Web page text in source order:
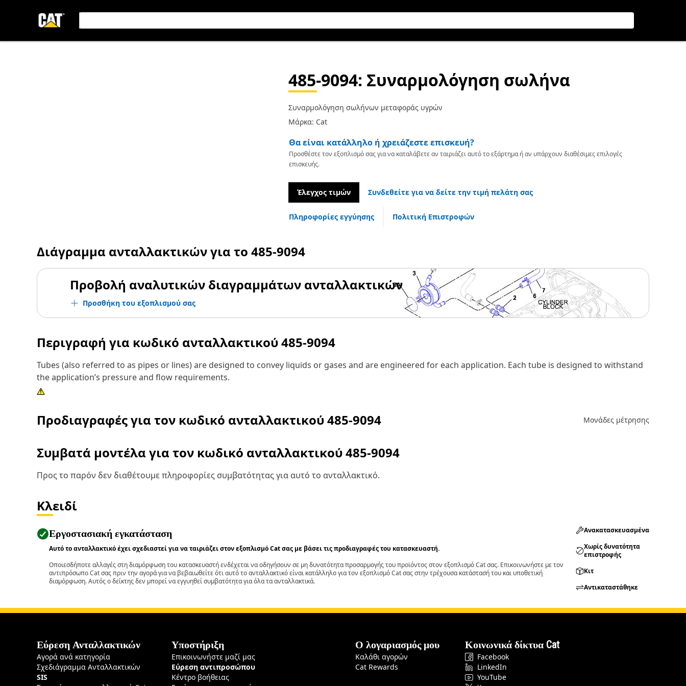
485-9094: Συναρμολόγηση σωλήνα
Συναρμολόγηση σωλήνων μεταφοράς υγρών
Μάρκα: Cat
Θα είναι κατάλληλο ή χρειάζεστε επισκευή?
Προσθέστε τον εξοπλισμό σας για να καταλάβετε αν ταιριάζει αυτό το εξάρτημα ή αν υπάρχουν διαθέσιμες επιλογές
επισκευής.
Έλεγχος τιμών Συνδεθείτε για να δείτε την τιμή πελάτη σας
Πληροφορίες εγγύησης Πολιτική Επιστροφών
Διάγραμμα ανταλλακτικών για το 485-9094
Προβολή αναλυτικών διαγραμμάτων ανταλλακτικών
Προσθήκη του εξοπλισμού σας
Περιγραφή για κωδικό ανταλλακτικού485-9094
Tubes (also referred to as pipes or lines) are designed to convey liquids or gases and are engineered for each application. Each tube is designed to withstand
the application’s pressure and flow requirements.
Προδιαγραφές για τον κωδικό ανταλλακτικού485-9094 Μονάδες μέτρησης
Συμβατά μοντέλα για τον κωδικό ανταλλακτικού485-9094
Προς το παρόν δεν διαθέτουμε πληροφορίες συμβατότητας για αυτό το ανταλλακτικό.
Κλειδί
Εργοστασιακή εγκατάσταση
Αυτό το ανταλλακτικό έχει σχεδιαστεί για να ταιριάζει στον εξοπλισμό Cat σας με βάσει τις προδιαγραφές του κατασκευαστή.
Οποιεσδήποτε αλλαγές στη διαμόρφωση του κατασκευαστή ενδέχεται να οδηγήσουν σε μη δυνατότητα προσαρμογής του προϊόντος στον εξοπλισμό Cat σας. Επικοινωνήστε με τον
αντιπρόσωπο Cat σας πριν την αγορά για να βεβαιωθείτε ότι αυτό το ανταλλακτικό είναι κατάλληλο για τον εξοπλισμό Cat σας στην τρέχουσα κατάστασή του και υποθετική
διαμόρφωση. Αυτός ο δείκτης δεν μπορεί να εγγυηθεί συμβατότητα για όλα τα ανταλλακτικά.
Ανακατασκευασμένα
Χωρίς δυνατότητα
επιστροφής
Κιτ
Αντικαταστάθηκε
Εύρεση Ανταλλακτικών
Αγορά ανά κατηγορία
Σχεδιάγραμμα Ανταλλακτικών
SIS
Υποστήριξη
Επικοινωνήστε μαζί μας
Εύρεση αντιπροσώπου
Κέντρο βοήθειας
Ο λογαριασμός μου
Καλάθι αγορών
Cat Rewards
Κοινωνικά δίκτυα Cat
Facebook
LinkedIn
YouTube